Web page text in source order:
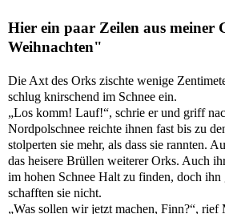
Hier ein paar Zeilen aus meiner
Weihnachten"
Die Axt des Orks zischte wenige
schlug knirschend im Schnee ein.
„Los komm! Lauf!“, schrie er und griff
Nordpolschnee reichte ihnen fast bis zu
stolperten sie mehr, als dass sie rannten.
das heisere Brüllen weiterer Orks. Auch
im hohen Schnee Halt zu finden, doch ihn
schafften sie nicht.
„Was sollen wir jetzt machen, Finn?“, rief